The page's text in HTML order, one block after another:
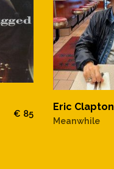
€ 85
Eric Clapton
Meanwhile